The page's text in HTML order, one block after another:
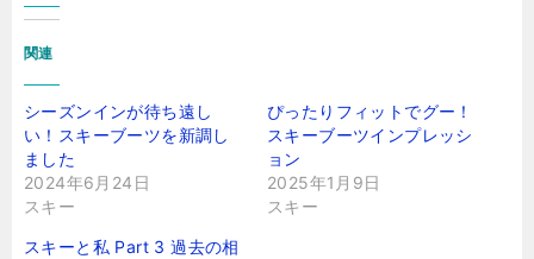
関連
シーズンインが待ち遠し
い！スキーブーツを新調し
ました
2024年6月24日
スキー
ぴったりフィットでグー！
スキーブーツインプレッシ
ョン
2025年1月9日
スキー
スキーと私 Part 3 過去の相